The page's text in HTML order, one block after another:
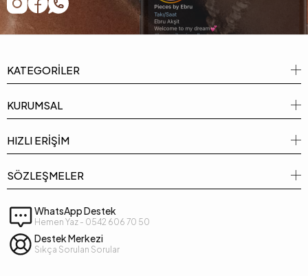
KATEGORİLER
KURUMSAL
HIZLI ERİŞİM
SÖZLEŞMELER
WhatsApp Destek
Hemen Yaz - 0542 606 70 50
Destek Merkezi
Sıkça Sorulan Sorular